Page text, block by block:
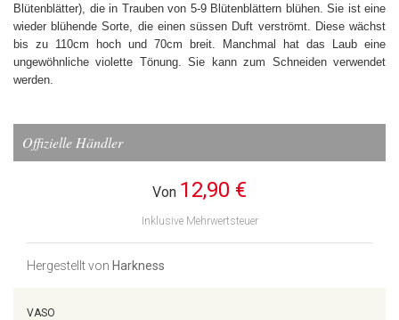
Blütenblätter), die in Trauben von 5-9 Blütenblättern blühen. Sie ist eine
wieder blühende Sorte, die einen süssen Duft verströmt. Diese wächst
bis zu 110cm hoch und 70cm breit. Manchmal hat das Laub eine
ungewöhnliche violette Tönung. Sie kann zum Schneiden verwendet
werden.
Offizielle Händler
Von 12,90 €
Inklusive Mehrwertsteuer
Hergestellt von Harkness
VASO